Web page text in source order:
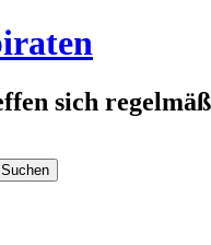
sich